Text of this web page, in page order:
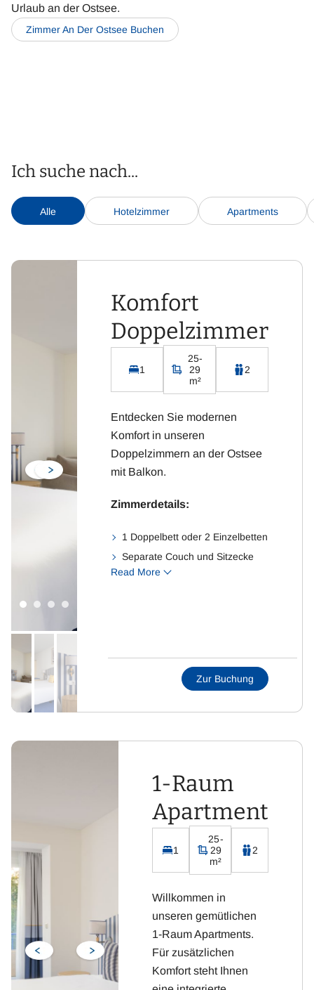
Urlaub an der Ostsee.
Zimmer An Der Ostsee Buchen
Ich suche nach...
Alle Hotelzimmer Apartments
Komfort
Doppelzimmer
1
25-
29
m²
2
Entdecken Sie modernen
Komfort in unseren
Doppelzimmern an der Ostsee
mit Balkon.
Zimmerdetails:
1 Doppelbett oder 2 Einzelbetten
Separate Couch und Sitzecke
Badezimmer mit WC und
Read More
Zur Buchung
1-Raum
Apartment
1
25-
29
m²
2
Willkommen in
unseren gemütlichen
1-Raum Apartments.
Für zusätzlichen
Komfort steht Ihnen